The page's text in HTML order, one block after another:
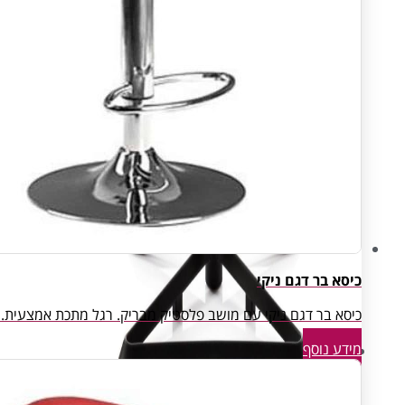
עיצוב ותכנון
כיסא בר דגם ניקי
כיסא בר דגם ניקי עם מושב פלסטיק מבריק. רגל מתכת אמצעית. צבע:
מידע נוסף